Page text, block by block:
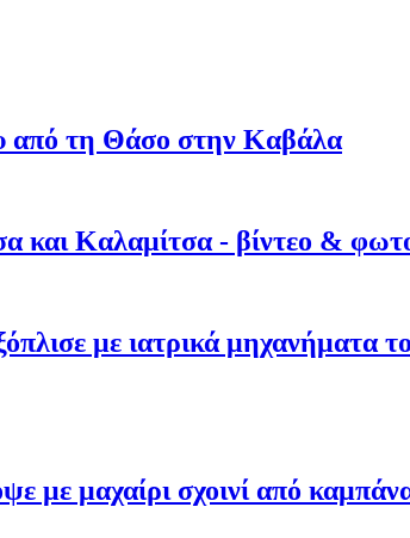
από τη Θάσο στην Καβάλα
και Καλαμίτσα - βίντεο &
με ιατρικά μηχανήματα
με μαχαίρι σχοινί από